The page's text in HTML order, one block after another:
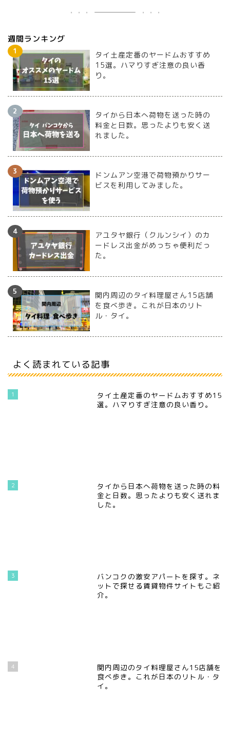
週間ランキング
タイ土産定番のヤードムおすすめ
15選。ハマりすぎ注意の良い香
り。
タイから日本へ荷物を送った時の
料金と日数。思ったよりも安く送
れました。
ドンムアン空港で荷物預かりサー
ビスを利用してみました。
アユタヤ銀行（クルンシイ）のカ
ードレス出金がめっちゃ便利だっ
た。
関内周辺のタイ料理屋さん15店舗
を食べ歩き。これが日本のリト
ル・タイ。
よく読まれている記事
1
タイ土産定番のヤードムおすすめ15
選。ハマりすぎ注意の良い香り。
2
タイから日本へ荷物を送った時の料
金と日数。思ったよりも安く送れま
した。
3
バンコクの激安アパートを探す。ネ
ットで探せる賃貸物件サイトもご紹
介。
4
関内周辺のタイ料理屋さん15店舗を
食べ歩き。これが日本のリトル・タ
イ。